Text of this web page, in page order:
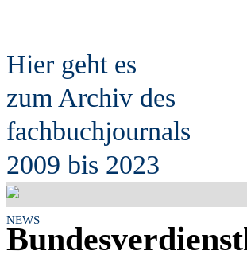
Hier geht es
zum Archiv des
fachbuchjournals
2009 bis 2023
NEWS